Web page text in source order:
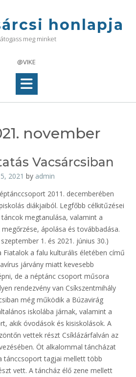
honlapja
meg minket
@VIKE
november
Vacsárcsiban
2021 by admin
2011. decemberében
diákjaiból. Legfőbb célkitűzései
megtanulása, valamint a
ápolása és továbbadása.
1. és 2021. június 30.)
Fiatalok a falu kulturális életében című
járvány miatt kevesebb
de a néptánc csoport műsora
rendezvény van Csíkszentmihály
még működik a Búzavirág
iskolába járnak, valamint a
akik óvodások és kisiskolások. A
vettek részt Csíklázárfalván az
Öt alkalommal táncházat
tánccsoport tagjai mellett több
vett. A táncház élő zene mellett